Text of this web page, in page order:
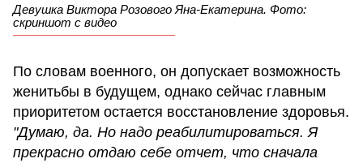
Девушка Виктора Розового Яна-Екатерина. Фото:
скриншот с видео
По словам военного, он допускает возможность
женитьбы в будущем, однако сейчас главным
приоритетом остается восстановление здоровья.
"Думаю, да. Но надо реабилитироваться. Я
прекрасно отдаю себе отчет, что сначала